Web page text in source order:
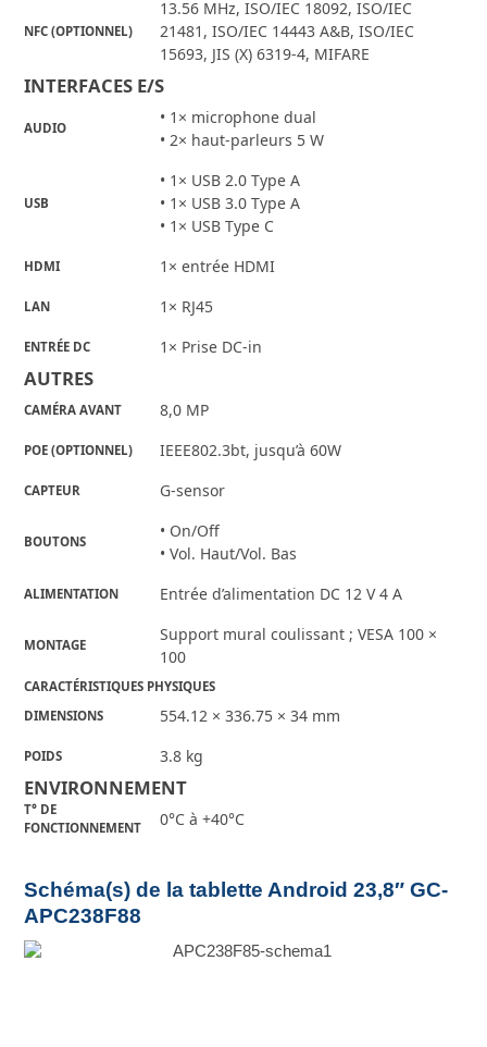
NFC (OPTIONNEL)
13.56 MHz, ISO/IEC 18092, ISO/IEC
21481, ISO/IEC 14443 A&B, ISO/IEC
15693, JIS (X) 6319-4, MIFARE
INTERFACES E/S
AUDIO
• 1× microphone dual
• 2× haut-parleurs 5 W
USB
• 1× USB 2.0 Type A
• 1× USB 3.0 Type A
• 1× USB Type C
HDMI 1× entrée HDMI
LAN 1× RJ45
ENTRÉE DC 1× Prise DC-in
AUTRES
CAMÉRA AVANT 8,0 MP
POE (OPTIONNEL) IEEE802.3bt, jusqu’à 60W
CAPTEUR G-sensor
BOUTONS
• On/Off
• Vol. Haut/Vol. Bas
ALIMENTATION Entrée d’alimentation DC 12 V 4 A
MONTAGE
Support mural coulissant ; VESA 100 ×
100
CARACTÉRISTIQUES PHYSIQUES
DIMENSIONS
554.12 × 336.75 × 34 mm
POIDS 3.8 kg
ENVIRONNEMENT
T° DE
FONCTIONNEMENT
0°C à +40°C
Schéma(s) de la tablette Android 23,8″ GC-
APC238F88